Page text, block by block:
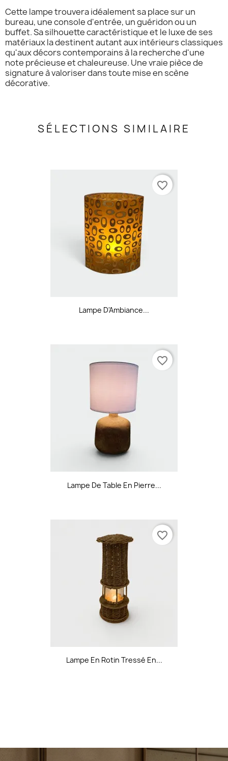
Cette lampe trouvera idéalement sa place sur un
bureau, une console d'entrée, un guéridon ou un
buffet. Sa silhouette caractéristique et le luxe de ses
matériaux la destinent autant aux intérieurs classiques
qu'aux décors contemporains à la recherche d'une
note précieuse et chaleureuse. Une vraie pièce de
signature à valoriser dans toute mise en scène
décorative.
SÉLECTIONS SIMILAIRE
Lampe D'Ambiance...
favorite_border
Lampe De Table En Pierre...
favorite_border
Lampe En Rotin Tressé En...
favorite_border